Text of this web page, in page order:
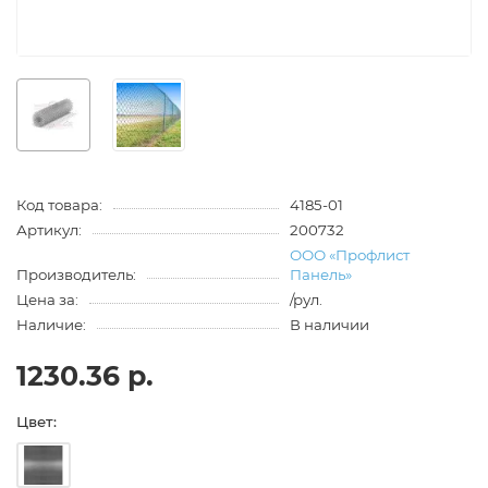
Код товара:
4185-01
Артикул:
200732
Производитель:
ООО «Профлист
Панель»
Цена за:
/рул.
Наличие:
В наличии
1230.36 р.
Цвет: